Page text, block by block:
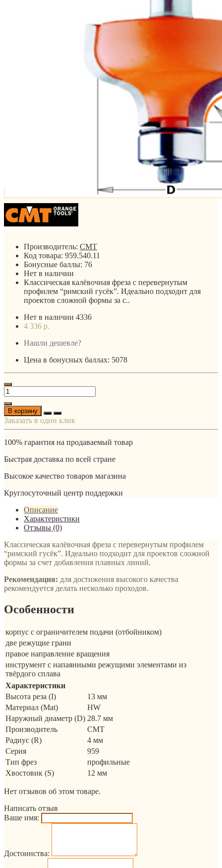
Производитель: CMT
Код товара: 959.540.11
Бонусные баллы: 76
Нет в наличии
Классическая калёвочная фреза с перевернутым
профилем “римский гусёк”. Идеально подходит для
проектов сложной формы за с..
Нет в наличии 4336
4 336 р.
Нашли дешевле?
Цена в бонусных баллах: 5078
В корзину
Заказать в один клик
100% гарантия на продаваемый товар
Быстрая доставка по всей стране
Высокое качество товаров магазина
Круглосуточный центр поддержки
Описание
Характеристики
Отзывы (0)
Классическая калёвочная фреза с перевернутым профилем
“римский гусёк”. Идеально подходит для проектов сложной
формы за счет добавления плавных линий.
Рекомендация: для достижения высокого качества
рекомендуется делать несколько проходов.
Особенности
корпус с ограничителем подачи (отбойником)
две режущие грани
правое направление вращения
инструмент с напаянными режущими элементами из
твёрдого сплава
Характеристики
Высота реза (I)
13 мм
Материал (Mat)
HW
Наружный диаметр (D) 28.7 мм
Производитель
CMT
Радиус (R)
4 мм
Серия
959
Тип фрез
профильные
Хвостовик (S)
12 мм
Нет отзывов об этом товаре.
Написать отзыв
Ваше имя:
Достоинства: